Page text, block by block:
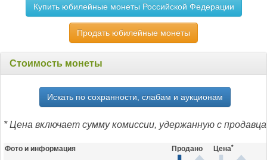
Купить юбилейные монеты Российской Федерации
Продать юбилейные монеты
Стоимость монеты
Искать по сохранности, слабам и аукционам
* Цена включает сумму комиссии, удержанную с продавца
Фото и информация Продано Цена*